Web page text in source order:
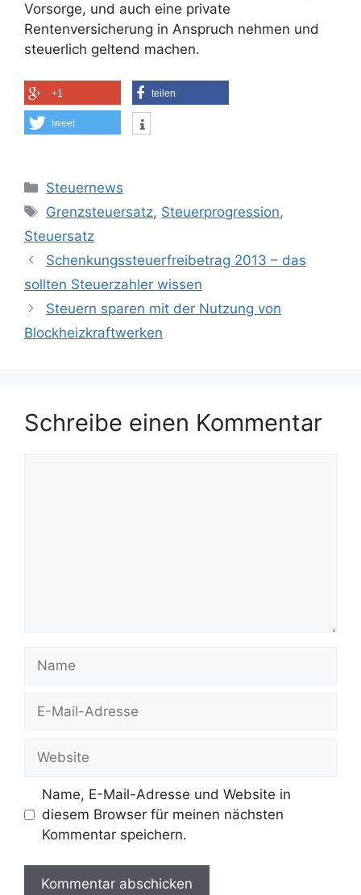
Vorsorge, und auch eine private
Rentenversicherung in Anspruch nehmen und
steuerlich geltend machen.
+1 teilen
tweet
Kategorien
Steuernews
Schlagwörter
Grenzsteuersatz, Steuerprogression,
Steuersatz
Schenkungssteuerfreibetrag 2013 – das
sollten Steuerzahler wissen
Steuern sparen mit der Nutzung von
Blockheizkraftwerken
Schreibe einen Kommentar
Mail-
Name, E-Mail-Adresse und Website in
diesem Browser für meinen nächsten
Kommentar speichern.